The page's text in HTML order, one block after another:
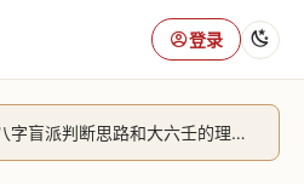
登录
即将新增八字盲派判断思路和大六壬的理气+取像判断思路。[内侧中，捐赠会员可用]2026/6/30
网站升级完成，升级全模块的算法，限时开放用户注册。2026/6/27